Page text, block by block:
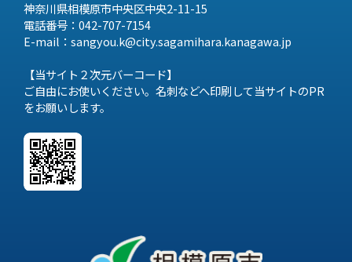
神奈川県相模原市中央区中央2-11-15
電話番号：042-707-7154
E-mail：sangyou.k@city.sagamihara.kanagawa.jp
【当サイト２次元バーコード】
ご自由にお使いください。名刺などへ印刷して当サイトのPR
をお願いします。